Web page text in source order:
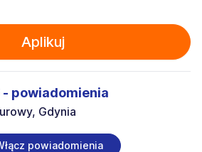
Aplikuj
powiadomienia
Gdynia
powiadomienia